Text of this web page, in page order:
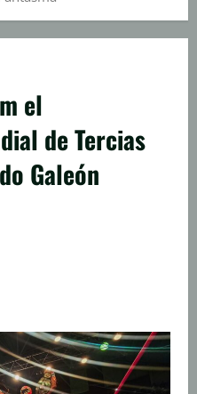
el
de Tercias
Galeón